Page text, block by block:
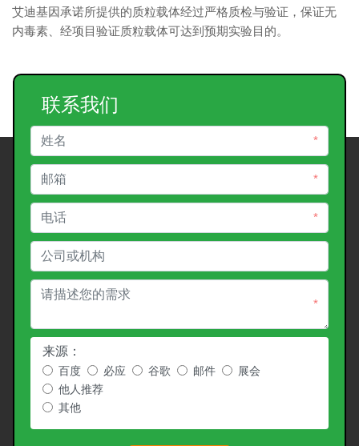
艾迪基因承诺所提供的质粒载体经过严格质检与验证，保证无
内毒素、经项目验证质粒载体可达到预期实验目的。
联系我们
*
*
*
*
来源：
百度 必应 谷歌 邮件
展会
他人推荐
其他